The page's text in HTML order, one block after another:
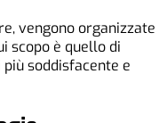
vengono organizzate
scopo è quello di
soddisfacente e